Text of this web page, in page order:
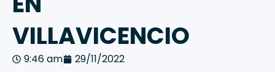
VILLAVICENCIO
9:46 am 29/11/2022